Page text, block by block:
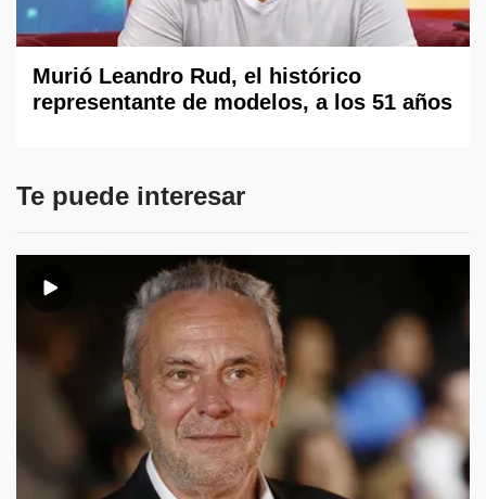
Murió Leandro Rud, el histórico
representante de modelos, a los 51 años
Te puede interesar